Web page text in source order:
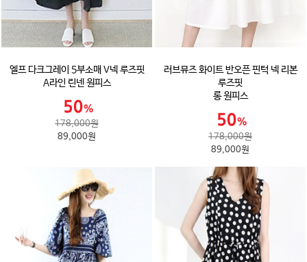
엘프 다크그레이 5부소매 V넥 루즈핏
A라인 린넨 원피스
178,000원
89,000원
러브뮤즈 화이트 반오픈 핀턱 넥 리본
루즈핏
롱 원피스
178,000원
89,000원